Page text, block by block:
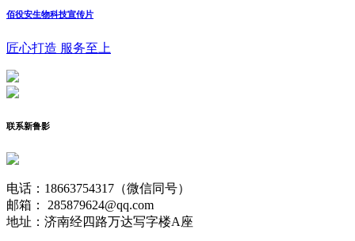
佰役安生物科技宣传片
匠心打造 服务至上
联系新鲁影
电话：18663754317（微信同号）
邮箱： 285879624@qq.com
地址：济南经四路万达写字楼A座